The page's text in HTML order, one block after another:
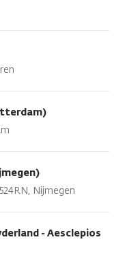
Nijmegen
- Aesclepios